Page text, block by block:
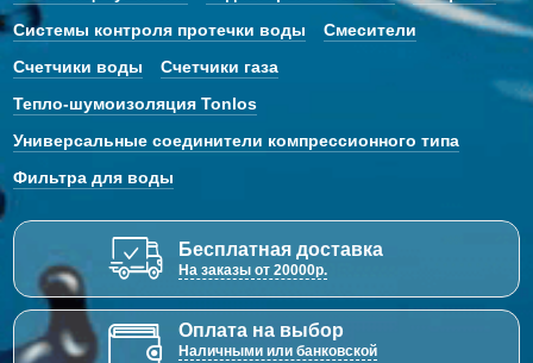
Системы контроля протечки воды
Смесители
Счетчики воды
Счетчики газа
Тепло-шумоизоляция Tonlos
Универсальные соединители компрессионного типа
Фильтра для воды
Бесплатная доставка
На заказы от 20000р.
Оплата на выбор
Наличными или банковской